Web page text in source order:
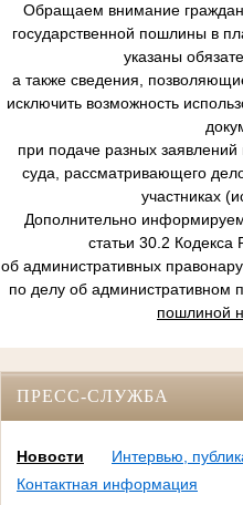
Обращаем внимание граждан
государственной пошлины в
указаны
а также сведения,
исключить возможность
при подаче разных
суда, рассматривающего
участниках
Дополнительно
статьи 30.2 Кодекса
об административных
по делу об административном
пошлиной
ПРЕСС-СЛУЖБА
Новости
Интервью,
Контактная информация